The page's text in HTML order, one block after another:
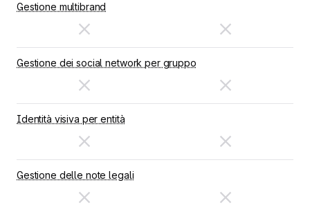
Gestione multibrand
Gestione dei social network per gruppo
Identità visiva per entità
Gestione delle note legali